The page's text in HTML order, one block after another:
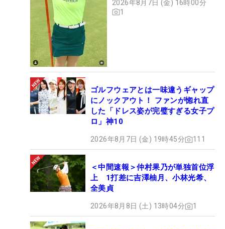
2026年8月7日 (金) 16時00分
1
ゴルフウェアとは一味違うギャップ
にノックアウト！ ファンが惚れ直
した「ドレス姿が完璧すぎる女子プ
ロ」神10
2026年8月7日 (金) 19時45分 111
＜中間速報＞仲村果乃が単独首位浮
上 1打差に吉澤柚月、小林光希、
全美貞
2026年8月8日 (土) 13時04分 1